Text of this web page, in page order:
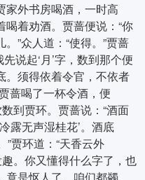
外书房喝酒，一时高
着劝酒。贾蔷便说：“你
”众人道：“使得。”贾蔷
说起‘月’字，数到那个便
。须得依着令官，不依者
蔷喝了一杯令酒，便
到贾环。贾蔷说：“酒面
露无声湿桂花’。酒底
”贾环道：“天香云外
。你又懂得什么字了，也